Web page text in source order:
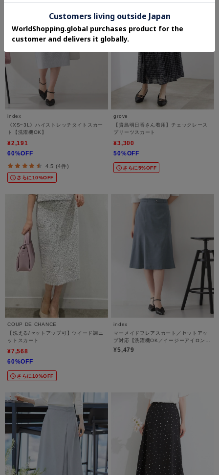
index
《XS~3L》ハイストレッチタイトスカー
ト【洗濯機OK】
¥2,191
60%OFF
4.5 (4件)
さらに10%OFF
grove
【貴島明日香さん着用】チェックレース
プリーツスカート
¥3,300
50%OFF
さらに5%OFF
COUP DE CHANCE
【洗える/セットアップ可】ツイード調ニ
ットスカート
¥7,568
60%OFF
さらに10%OFF
index
マーメイドフレアスカート／セットアッ
プ対応【洗濯機OK／イージーアイロン】
《XS～3L》
¥5,479